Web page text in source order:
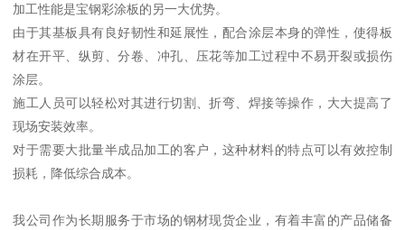
加工性能是宝钢彩涂板的另一大优势。
由于其基板具有良好韧性和延展性，配合涂层本身的弹性，使得板
材在开平、纵剪、分卷、冲孔、压花等加工过程中不易开裂或损伤
涂层。
施工人员可以轻松对其进行切割、折弯、焊接等操作，大大提高了
现场安装效率。
对于需要大批量半成品加工的客户，这种材料的特点可以有效控制
损耗，降低综合成本。
我公司作为长期服务于市场的钢材现货企业，有着丰富的产品储备